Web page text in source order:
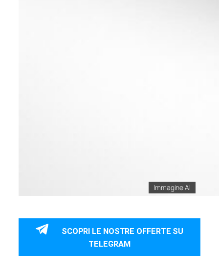
Immagine AI
SCOPRI LE NOSTRE OFFERTE SU
TELEGRAM